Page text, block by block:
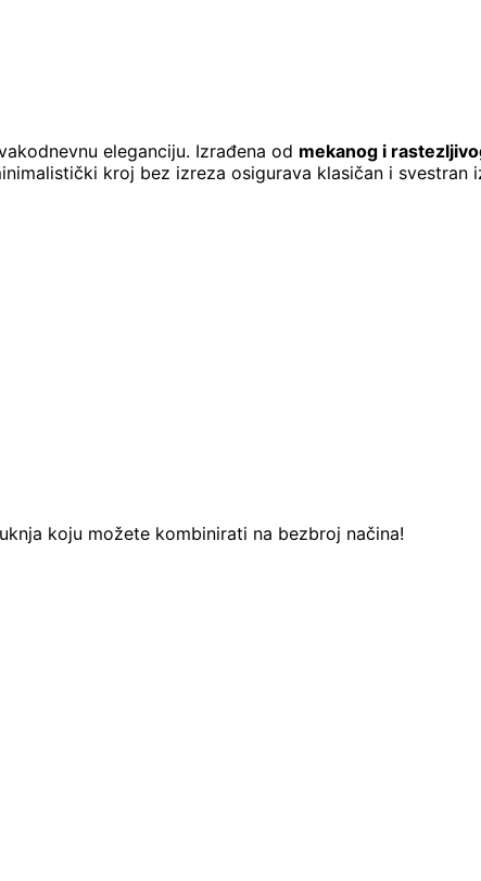
eleganciju. Izrađena od mekanog i
kroj bez izreza osigurava klasičan i svestran
koju možete kombinirati na bezbroj načina!